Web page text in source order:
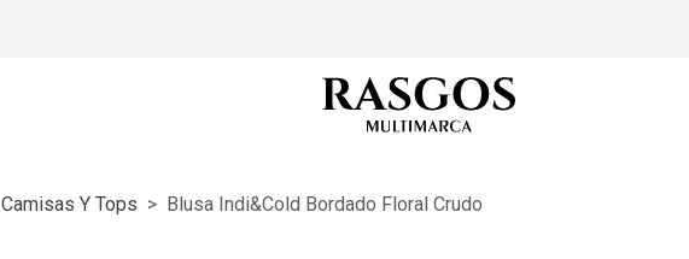
Camisas Y Tops Blusa Indi&cold Bordado Floral Crudo